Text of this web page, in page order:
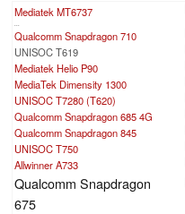
Mediatek MT6737
...
Qualcomm Snapdragon 710
UNISOC T619
Mediatek Helio P90
MediaTek Dimensity 1300
UNISOC T7280 (T620)
Qualcomm Snapdragon 685 4G
Qualcomm Snapdragon 845
UNISOC T750
Allwinner A733
Qualcomm Snapdragon
675